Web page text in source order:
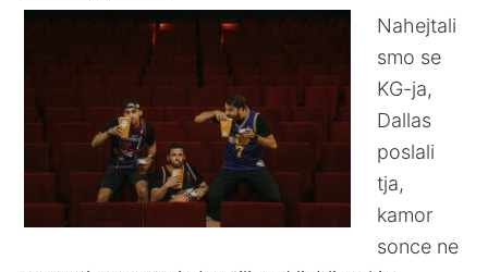
Nahejtali
smo se
KG-ja,
Dallas
poslali
tja,
kamor
sonce ne